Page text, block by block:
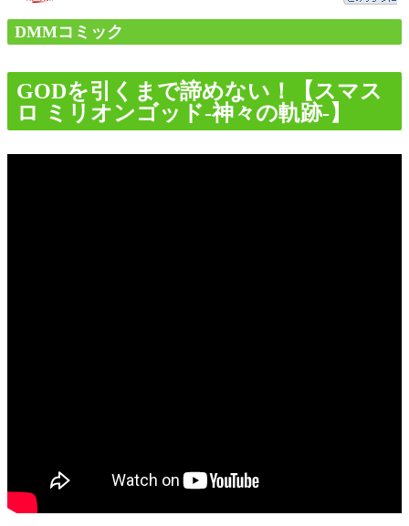
DMMコミック
GODを引くまで諦めない！【スマス
ロ ミリオンゴッド-神々の軌跡-】